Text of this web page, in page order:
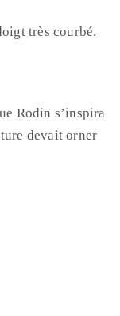
très courbé.
Rodin s’inspira
devait orner